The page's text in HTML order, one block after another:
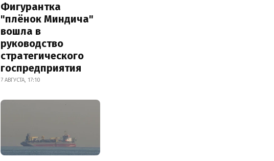
Фигурантка
"плёнок Миндича"
вошла в
руководство
стратегического
госпредприятия
7 АВГУСТА, 17:10